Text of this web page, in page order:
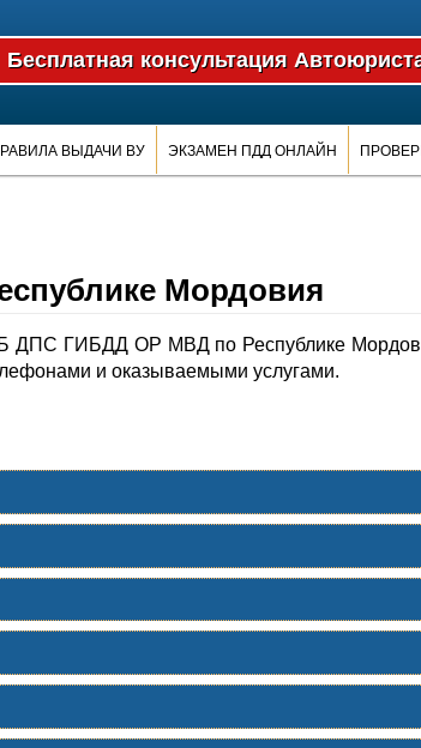
ВЫДАЧИ ВУ ЭКЗАМЕН ПДД ОНЛАЙН
Мордовия
ДПС ГИБДД ОР МВД по Республике
и оказываемыми услугами.